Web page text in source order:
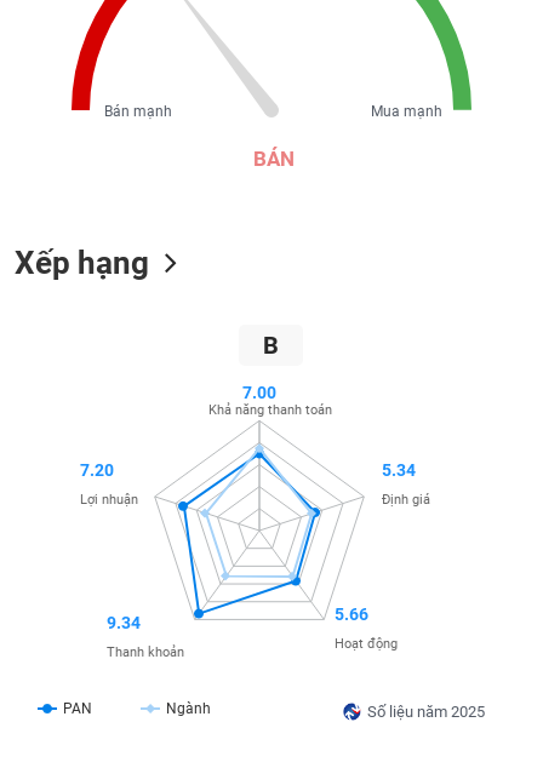
BÁN
Mua mạnh
Bán mạnh
Xếp hạng
B
Số liệu năm 2025
PAN Ngành
7.00
Khả năng thanh toán
5.34
Định giá
5.66
Hoạt động
9.34
Thanh khoản
7.20
Lợi nhuận
DÙNG
THIẾT
YẾU
SỨC
KHỎE